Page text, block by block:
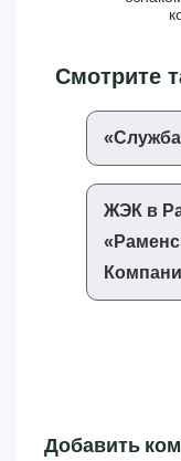
Смотрите
ЖЭК в
Добавить